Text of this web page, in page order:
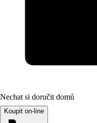
Nechat si doručit domů
Koupit on-line